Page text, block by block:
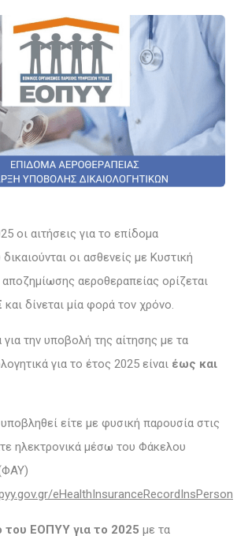
οι αιτήσεις για το επίδομα
οι ασθενείς με Κυστική
αεροθεραπείας ορίζεται
και δίνεται μία φορά τον χρόνο.
την υποβολή της αίτησης με τα
για το έτος 2025 είναι έως και
είτε με φυσική παρουσία στις
ηλεκτρονικά μέσω του Φάκελου
eHealthInsuranceRecordInsPerson
του ΕΟΠΥΥ για το 2025 με τα